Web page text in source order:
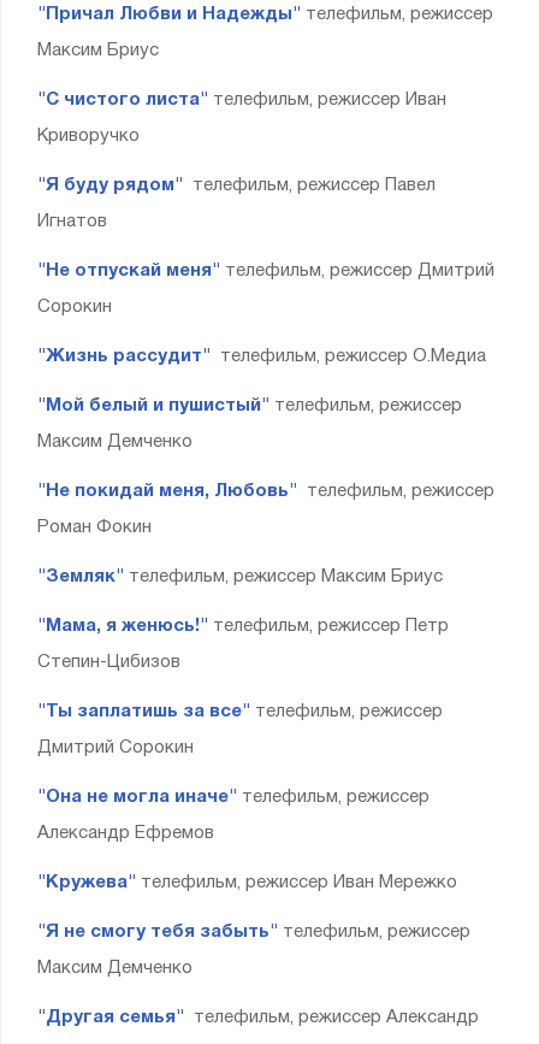
"Причал Любви и Надежды" телефильм, режиссер
Максим Бриус
"С чистого листа" телефильм, режиссер Иван
Криворучко
"Я буду рядом" телефильм, режиссер Павел
Игнатов
"Не отпускай меня" телефильм, режиссер Дмитрий
Сорокин
"Жизнь рассудит" телефильм, режиссер О.Медиа
"Мой белый и пушистый" телефильм, режиссер
Максим Демченко
"Не покидай меня, Любовь" телефильм, режиссер
Роман Фокин
"Земляк" телефильм, режиссер Максим Бриус
"Мама, я женюсь!" телефильм, режиссер Петр
Степин-Цибизов
"Ты заплатишь за все" телефильм, режиссер
Дмитрий Сорокин
"Она не могла иначе" телефильм, режиссер
Александр Ефремов
"Кружева" телефильм, режиссер Иван Мережко
"Я не смогу тебя забыть" телефильм, режиссер
Максим Демченко
"Другая семья" телефильм, режиссер Александр